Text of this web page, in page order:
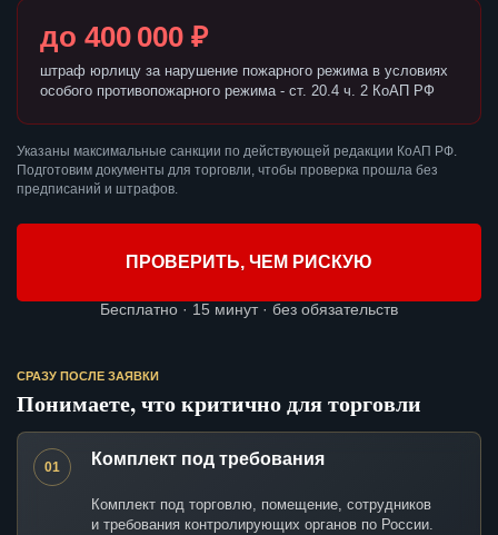
до 400 000 ₽
штраф юрлицу за нарушение пожарного режима в условиях
особого противопожарного режима - ст. 20.4 ч. 2 КоАП РФ
Указаны максимальные санкции по действующей редакции КоАП РФ.
Подготовим документы для торговли, чтобы проверка прошла без
предписаний и штрафов.
ПРОВЕРИТЬ, ЧЕМ РИСКУЮ
Бесплатно · 15 минут · без обязательств
СРАЗУ ПОСЛЕ ЗАЯВКИ
Понимаете, что критично для торговли
01 Комплект под требования
Комплект под торговлю, помещение, сотрудников
и требования контролирующих органов по России.